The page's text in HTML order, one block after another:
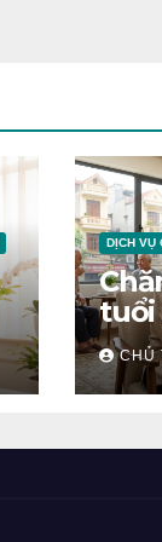
DỊCH VỤ
tuổi
CHỦ